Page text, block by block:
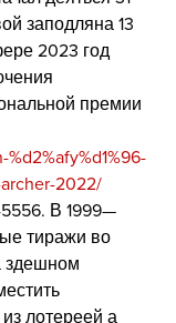
заподляна 13
2023 год
премии
2022/
В 1999—
тиражи во
здешном
лотереей а